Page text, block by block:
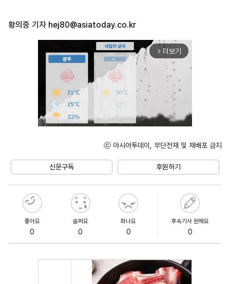
황의중 기자 hej80@asiatoday.co.kr
arrow_forward_ios 더보기
ⓒ 아시아투데이, 무단전재 및 재배포 금지
신문구독 후원하기
좋아요
0
슬퍼요
0
화나요
0
후속기사 원해요
0